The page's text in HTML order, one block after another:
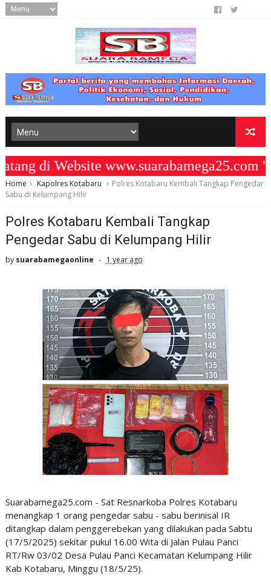
di Website www.suarabamega25.com "
Home Kapolres Kotabaru
Polres Kotabaru Kembali Tangkap Pengedar
Sabu di Kelumpang Hilir
Polres Kotabaru Kembali Tangkap
Pengedar Sabu di Kelumpang Hilir
by suarabamegaonline 1 year ago
Suarabamega25.com - Sat Resnarkoba Polres Kotabaru
menangkap 1 orang pengedar sabu - sabu berinisal IR
ditangkap dalam penggerebekan yang dilakukan pada Sabtu
(17/5/2025) sekitar pukul 16.00 Wita di Jalan Pulau Panci
RT/Rw 03/02 Desa Pulau Panci Kecamatan Kelumpang Hilir
Kab Kotabaru, Minggu (18/5/25).